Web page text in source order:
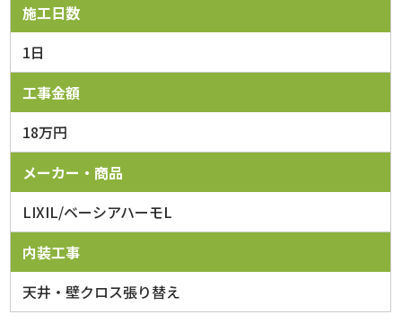
施工日数
1日
工事金額
18万円
メーカー・商品
LIXIL/ベーシアハーモL
内装工事
天井・壁クロス張り替え